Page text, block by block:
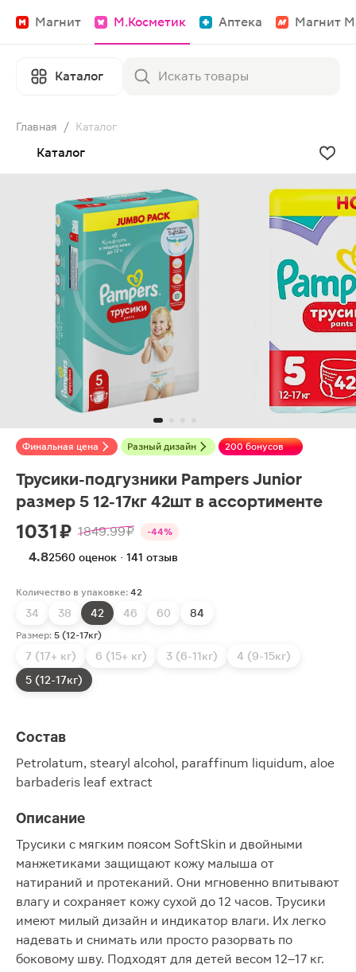
Магнит М.Косметик Аптека Магнит
Каталог
Главная / Каталог
Каталог
Финальная цена Разный дизайн 200 бонусов
Трусики-подгузники Pampers Junior
размер 5 12-17кг 42шт в ассортименте
1031 ₽ 1849.99 ₽ -44%
4.82560 оценок · 141 отзыв
Количество в упаковке: 42
34 38 42 46 60 84
Размер: 5 (12-17кг)
7 (17+ кг) 6 (15+ кг) 3 (6-11кг)
4 (9-15кг)
5 (12-17кг)
Состав
Petrolatum, stearyl alcohol, paraffinum liquidum, aloe
barbaderis leaf extract
Описание
Трусики с мягким поясом SoftSkin и двойными
манжетиками защищают кожу малыша от
натираний и протеканий. Они мгновенно впитывают
влагу и сохраняет кожу сухой до 12 часов. Трусики
имеют милый дизайн и индикатор влаги. Их легко
надевать и снимать или просто разорвать по
боковому шву. Подходят для детей весом 12–17 кг.